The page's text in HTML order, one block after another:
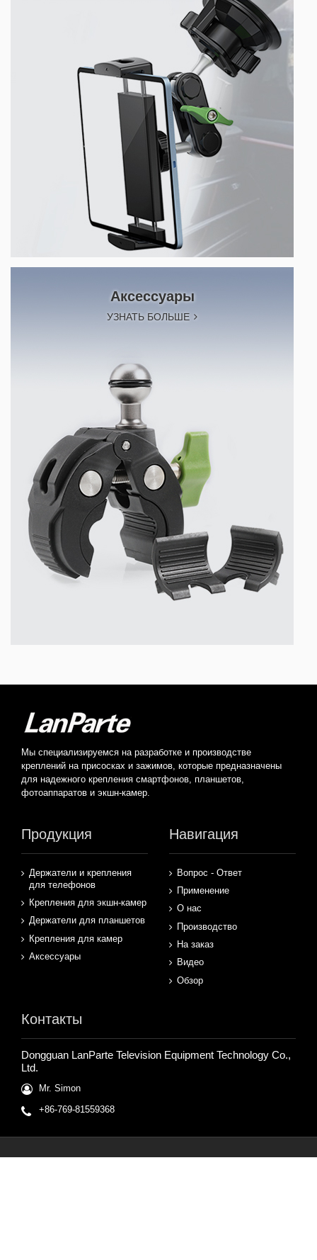
Аксессуары
УЗНАТЬ БОЛЬШЕ
Мы специализируемся на разработке и производстве
креплений на присосках и зажимов, которые предназначены
для надежного крепления смартфонов, планшетов,
фотоаппаратов и экшн-камер.
Продукция
Держатели и крепления
для телефонов
Крепления для экшн-камер
Держатели для планшетов
Крепления для камер
Аксессуары
Навигация
Вопрос - Ответ
Применение
О нас
Производство
На заказ
Видео
Обзор
Контакты
Dongguan LanParte Television Equipment Technology Co.,
Ltd.
Mr. Simon
+86-769-81559368